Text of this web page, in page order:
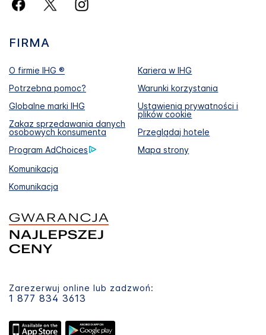
FIRMA
O firmie IHG ®
Kariera w IHG
Potrzebna pomoc?
Warunki korzystania
Globalne marki IHG
Ustawienia prywatności i
plików cookie
Zakaz sprzedawania danych
osobowych konsumenta
Przeglądaj hotele
Program AdChoices
Mapa strony
Komunikacja
Komunikacja
Zarezerwuj online lub zadzwoń:
1 877 834 3613